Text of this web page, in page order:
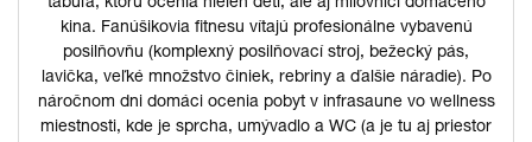
kina. Fanúšikovia fitnesu vítajú profesionálne vybavenú
posilňovňu (komplexný posilňovací stroj, bežecký pás,
lavička, veľké množstvo činiek, rebriny a ďalšie náradie). Po
náročnom dni domáci ocenia pobyt v infrasaune vo wellness
miestnosti, kde je sprcha, umývadlo a WC (a je tu aj priestor